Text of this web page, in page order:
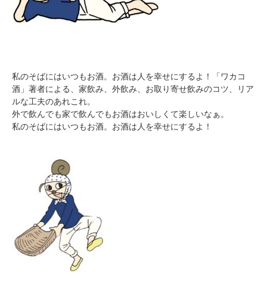
私のそばにはいつもお酒。お酒は人を幸せにするよ！「ワカコ
酒」著者による、家飲み、外飲み、お取り寄せ飲みのコツ、リア
ルな工夫のあれこれ。
外で飲んでも家で飲んでもお酒はおいしくて楽しいなぁ。
私のそばにはいつもお酒。お酒は人を幸せにするよ！